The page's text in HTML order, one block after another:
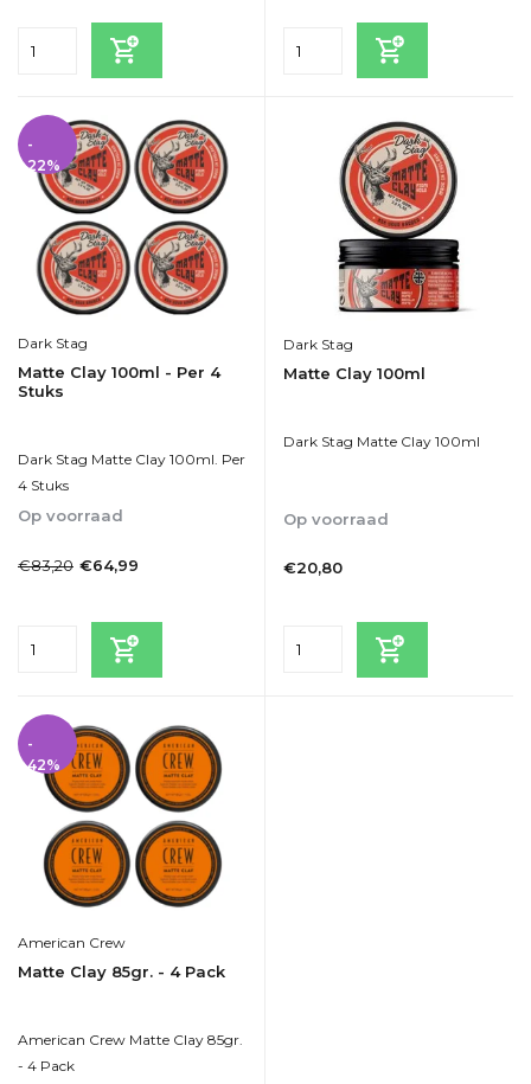
-
22%
Dark Stag
Matte Clay 100ml - Per 4
Stuks
Dark Stag Matte Clay 100ml. Per
4 Stuks
Op voorraad
€83,20 €64,99
Dark Stag
Matte Clay 100ml
Dark Stag Matte Clay 100ml
Op voorraad
€20,80
-
42%
American Crew
Matte Clay 85gr. - 4 Pack
American Crew Matte Clay 85gr.
- 4 Pack